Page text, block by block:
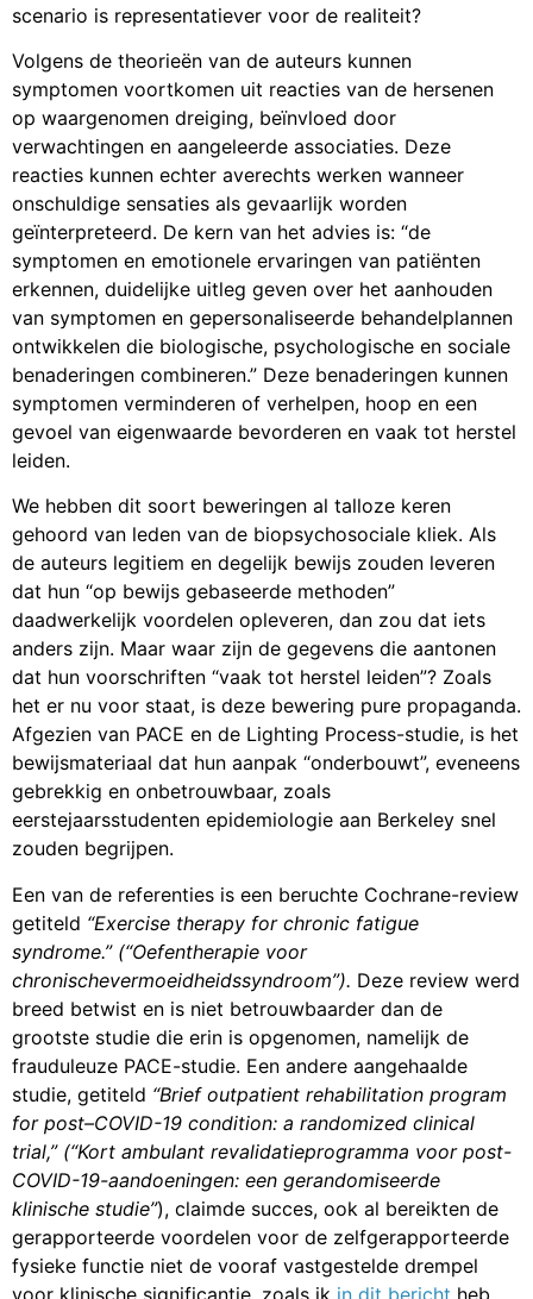
scenario is representatiever voor de realiteit?
Volgens de theorieën van de auteurs kunnen
symptomen voortkomen uit reacties van de hersenen
op waargenomen dreiging, beïnvloed door
verwachtingen en aangeleerde associaties. Deze
reacties kunnen echter averechts werken wanneer
onschuldige sensaties als gevaarlijk worden
geïnterpreteerd. De kern van het advies is: “de
symptomen en emotionele ervaringen van patiënten
erkennen, duidelijke uitleg geven over het aanhouden
van symptomen en gepersonaliseerde behandelplannen
ontwikkelen die biologische, psychologische en sociale
benaderingen combineren.” Deze benaderingen kunnen
symptomen verminderen of verhelpen, hoop en een
gevoel van eigenwaarde bevorderen en vaak tot herstel
leiden.
We hebben dit soort beweringen al talloze keren
gehoord van leden van de biopsychosociale kliek. Als
de auteurs legitiem en degelijk bewijs zouden leveren
dat hun “op bewijs gebaseerde methoden”
daadwerkelijk voordelen opleveren, dan zou dat iets
anders zijn. Maar waar zijn de gegevens die aantonen
dat hun voorschriften “vaak tot herstel leiden”? Zoals
het er nu voor staat, is deze bewering pure propaganda.
Afgezien van PACE en de Lighting Process-studie, is het
bewijsmateriaal dat hun aanpak “onderbouwt”, eveneens
gebrekkig en onbetrouwbaar, zoals
eerstejaarsstudenten epidemiologie aan Berkeley snel
zouden begrijpen.
Een van de referenties is een beruchte Cochrane-review
getiteld “Exercise therapy for chronic fatigue
syndrome.” (“Oefentherapie voor
chronischevermoeidheidssyndroom”). Deze review werd
breed betwist en is niet betrouwbaarder dan de
grootste studie die erin is opgenomen, namelijk de
frauduleuze PACE-studie. Een andere aangehaalde
studie, getiteld “Brief outpatient rehabilitation program
for post–COVID-19 condition: a randomized clinical
trial,” (“Kort ambulant revalidatieprogramma voor post-
COVID-19-aandoeningen: een gerandomiseerde
klinische studie”), claimde succes, ook al bereikten de
gerapporteerde voordelen voor de zelfgerapporteerde
fysieke functie niet de vooraf vastgestelde drempel
voor klinische significantie, zoals ik in dit bericht heb